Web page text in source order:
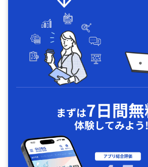
まずは7日間
体験してみよ